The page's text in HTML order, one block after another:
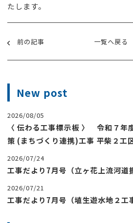
たします。
前の記事 一覧へ戻る
New post
2026/08/05
〈 伝わる工事標示板 〉 令和７年
策 (まちづくり連携)工事 平柴２工
2026/07/24
工事だより7月号（立ヶ花上流河道
2026/07/21
工事だより7月号（埴生遊水地２工